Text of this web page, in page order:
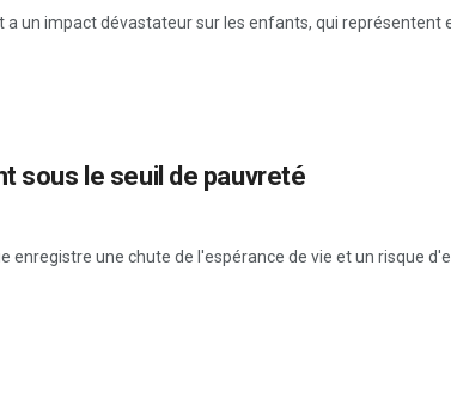
a un impact dévastateur sur les enfants, qui représentent
sous le seuil de pauvreté
enregistre une chute de l'espérance de vie et un risque